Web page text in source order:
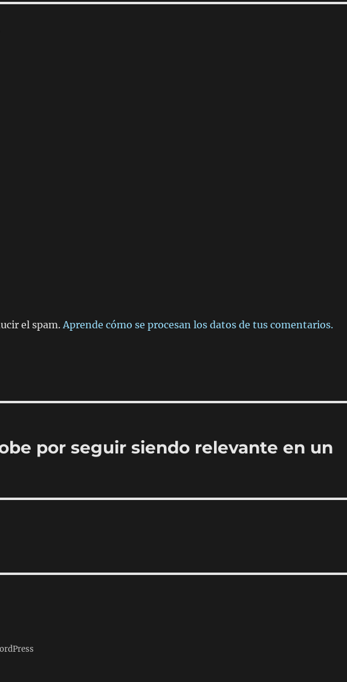
el spam.Aprende cómo se procesan los datos de tus comentarios.
por seguir siendo relevante en un